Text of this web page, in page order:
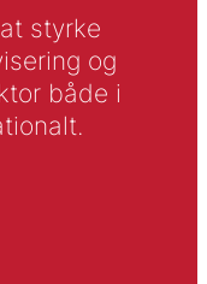
styrke
og
både i